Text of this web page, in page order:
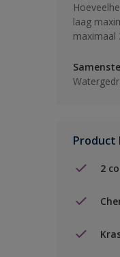
laag
maximaal
Product
2